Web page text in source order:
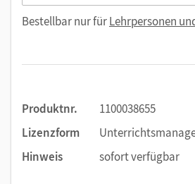
Bestellbar nur fürLehrpersonen
Produktnr.
1100038655
Lizenzform
Hinweis
sofort verfügbar